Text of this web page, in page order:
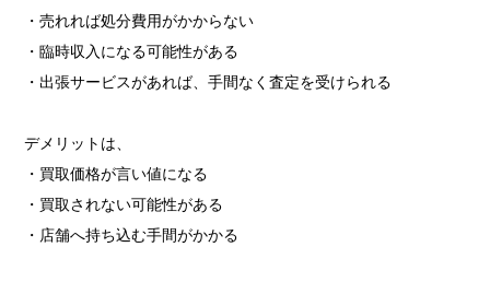
・売れれば処分費用がかからない
・臨時収入になる可能性がある
・出張サービスがあれば、手間なく査定を受けられる
デメリットは、
・買取価格が言い値になる
・買取されない可能性がある
・店舗へ持ち込む手間がかかる